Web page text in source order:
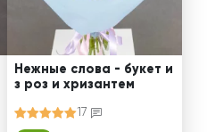
Нежные слова - букет и
з роз и хризантем
17